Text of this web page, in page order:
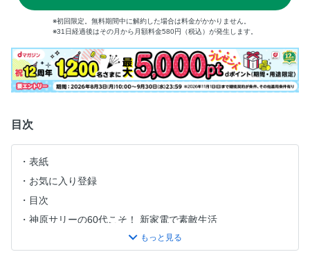
※初回限定。無料期間中に解約した場合は料金がかかりません。
※31日経過後はその月から月額料金580円（税込）が発生します。
目次
表紙
お気に入り登録
目次
神原サリーの60代こそ！ 新家電で素敵生活